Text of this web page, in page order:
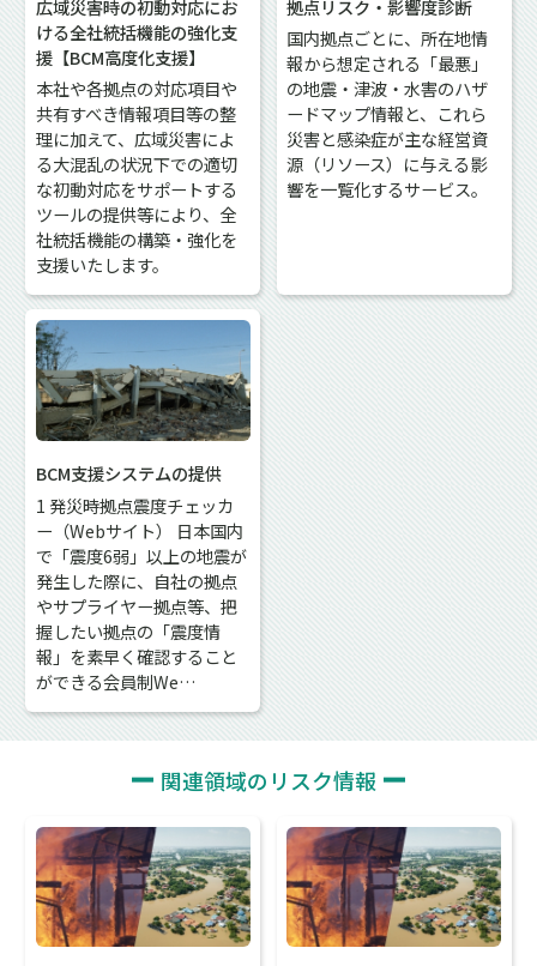
広域災害時の初動対応にお
ける全社統括機能の強化支
援【BCM高度化支援】
本社や各拠点の対応項目や
共有すべき情報項目等の整
理に加えて、広域災害によ
る大混乱の状況下での適切
な初動対応をサポートする
ツールの提供等により、全
社統括機能の構築・強化を
支援いたします。
拠点リスク・影響度診断
国内拠点ごとに、所在地情
報から想定される「最悪」
の地震・津波・水害のハザ
ードマップ情報と、これら
災害と感染症が主な経営資
源（リソース）に与える影
響を一覧化するサービス。
BCM支援システムの提供
1 発災時拠点震度チェッカ
ー（Webサイト） 日本国内
で「震度6弱」以上の地震が
発生した際に、自社の拠点
やサプライヤー拠点等、把
握したい拠点の「震度情
報」を素早く確認すること
ができる会員制We…
関連領域のリスク情報